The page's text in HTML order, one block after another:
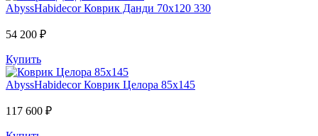
AbyssHabidecor Коврик Данди 70х120 330
54 200 ₽
Купить
AbyssHabidecor Коврик Целора 85х145
117 600 ₽